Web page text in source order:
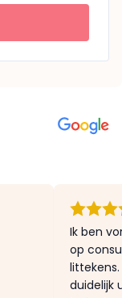
Ik ben
op
duidelijk